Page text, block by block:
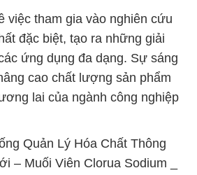
việc tham gia vào nghiên cứu
đặc biệt, tạo ra những giải
ứng dụng đa dạng. Sự sáng
cao chất lượng sản phẩm
lai của ngành công nghiệp
Quản Lý Hóa Chất Thông
– Muối Viên Clorua Sodium _